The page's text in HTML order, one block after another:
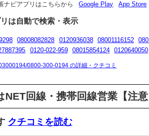
ナビアプリはこちらから Google Play App Store
は自動で検索・表示
08008082828 0120936038 08001116152
0120-022-959 08015854124 0120640050
0800-300-0194 の詳細・クチコミ
回線・携帯回線営業【注
クチコミを読む